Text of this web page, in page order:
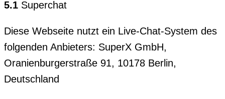
5.1 Superchat
Diese Webseite nutzt ein Live-Chat-System des
folgenden Anbieters: SuperX GmbH,
Oranienburgerstraße 91, 10178 Berlin,
Deutschland